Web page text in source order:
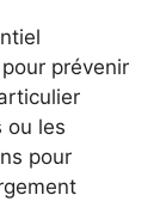
prévenir
ou les
pour